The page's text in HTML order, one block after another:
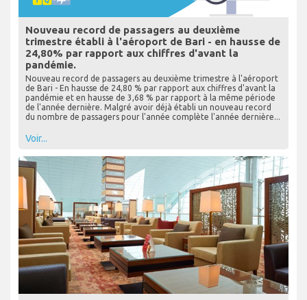
Nouveau record de passagers au deuxième
trimestre établi à l'aéroport de Bari - en hausse de
24,80% par rapport aux chiffres d'avant la
pandémie.
Nouveau record de passagers au deuxième trimestre à l'aéroport
de Bari - En hausse de 24,80 % par rapport aux chiffres d'avant la
pandémie et en hausse de 3,68 % par rapport à la même période
de l'année dernière. Malgré avoir déjà établi un nouveau record
du nombre de passagers pour l'année complète l'année dernière...
Voir...